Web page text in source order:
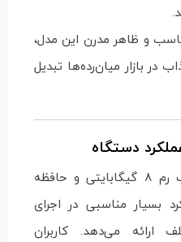
و ظاهر مدرن این مدل،
در بازار میان‌رده‌ها تبدیل
Samsung A57 5G به لطف رم 8 گیگابایتی و حافظه
عملکرد بسیار مناسبی در اجرای
ارائه می‌دهد. کاربران